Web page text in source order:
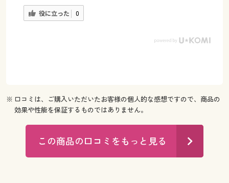
役に立った 0
※ 口コミは、ご購入いただいたお客様の個人的な感想ですので、商品の
効果や性能を保証するものではありません。
この商品の口コミをもっと見る